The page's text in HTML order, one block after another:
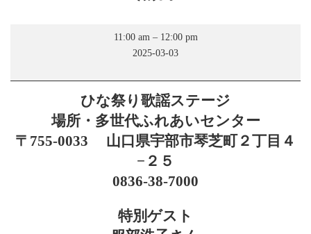
な
祭
歌
謡
ス
テ
ー
ジ
観
覧
無
11:00 am – 12:00 pm
2025-03-03
ひな祭り歌謡ステージ
場所・多世代ふれあいセンター
〒755-0033 山口県宇部市琴芝町２丁目４
−２５
0836-38-7000
特別ゲスト